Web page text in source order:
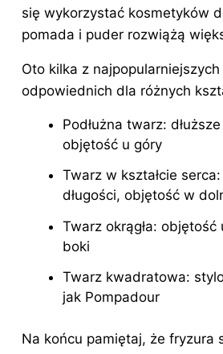
się wykorzystać kosmetyków
pomada i puder rozwiążą
Oto kilka z
odpowiednich dla różnych
Podłużna twarz:
objętość u góry
Twarz w kształcie serca:
długości, objętość w
Twarz okrągła: objętość
boki
Twarz kwadratowa:
jak Pompadour
Na końcu pamiętaj, że fryzura